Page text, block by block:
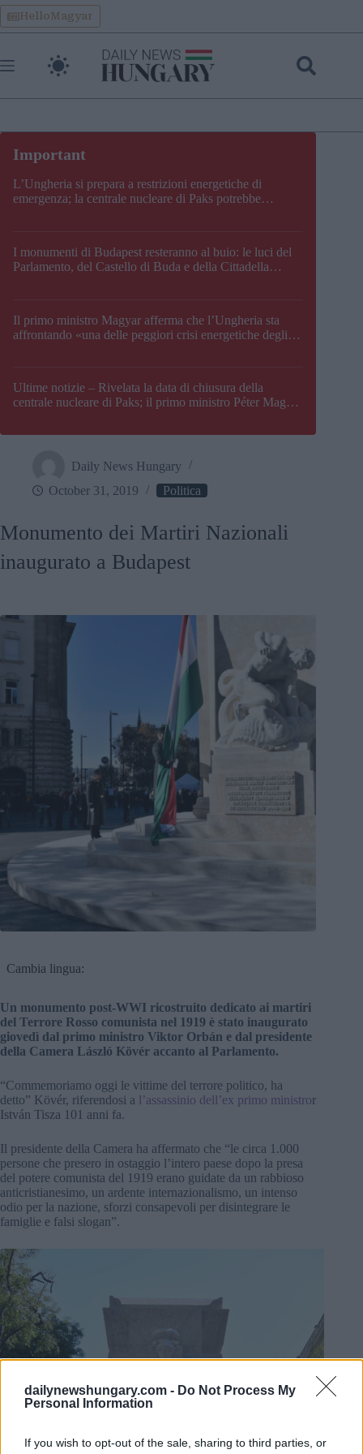
dailynewshungary.com - Do Not Process My
Personal Information
If you wish to opt-out of the sale, sharing to third parties, or
Skip
to
content
HelloMagyar
L’Ungheria si prepara a restrizioni energetiche di
emergenza; la centrale nucleare di Paks potrebbe
I monumenti di Budapest resteranno al buio: le luci del
Parlamento, del Castello di Buda e della Cittadella
Il primo ministro Magyar afferma che l’Ungheria sta
affrontando «una delle peggiori crisi energetiche degli
Ultime notizie – Rivelata la data di chiusura della
centrale nucleare di Paks; il primo ministro Péter Magyar
Daily News Hungary
October 31, 2019
Politica
Monumento dei Martiri Nazionali
inaugurato a Budapest
Cambia lingua:
Un monumento post-WWI ricostruito dedicato ai martiri
del Terrore Rosso comunista nel 1919 è stato inaugurato
giovedì dal primo ministro Viktor Orbán e dal presidente
della Camera László Kövér accanto al Parlamento.
“Commemoriamo oggi le vittime del terrore politico, ha
detto” Kövér, riferendosi a l’assassinio dell’ex primo ministror
István Tisza 101 anni fa.
Il presidente della Camera ha affermato che “le circa 1.000
persone che presero in ostaggio l’intero paese dopo la presa
del potere comunista del 1919 erano guidate da un rabbioso
anticristianesimo, un ardente internazionalismo, un intenso
odio per la nazione, sforzi consapevoli per disintegrare le
famiglie e falsi slogan”.